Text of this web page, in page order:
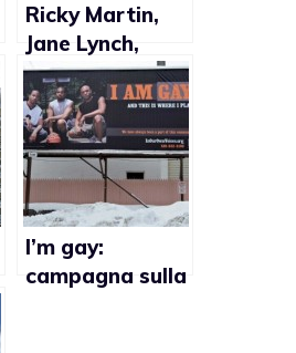
Ricky Martin,
Jane Lynch,
Ellen DeGeneres
scrivono una
lettera ad
Obama perchè
supporti i
matrimoni gay
I’m gay:
campagna sulla